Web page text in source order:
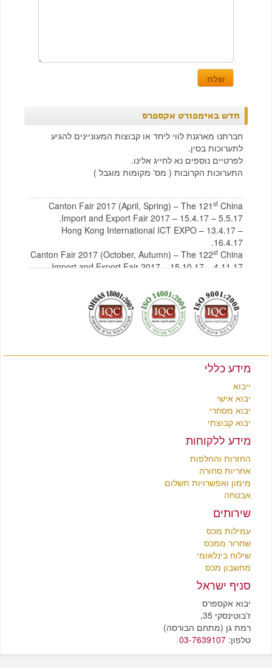
חדש באימפורט אקספרס
חברתנו מארגנת לווי ליחד או קבוצות המעוניינים להגיע
לתערוכות בסין.
לפרטיים נוספים נא לחייג אלינו.
התערוכות הקרובות ( מס' מקומות מוגבל )
Canton Fair 2017 (April, Spring) – The 121 stChina
Import and Export Fair 2017 – 15.4.17 – 5.5.17.
Hong Kong International ICT EXPO – 13.4.17 –
16.4.17.
Canton Fair 2017 (October, Autumn) – The 122 stChina
Import and Export Fair 2017 – 15.10.17 – 4.11.17
לצפייה בקטלוג רהיטים מסיןלחץ כאן
מידע כללי
ייבוא
יבוא אישי
יבוא מסחרי
יבוא קבוצתי
מידע ללקוחות
החזרות והחלפות
אחריות סחורה
מימון ואפשרויות תשלום
אבטחה
שירותים
עמילות מכס
שחרור ממכס
שילוח בינלאומי
מחשבון מכס
סניף ישראל
יבוא אקספרס
ז'בוטינסקי 35,
רמת גן (מתחם הבורסה)
טלפון:03-7639107